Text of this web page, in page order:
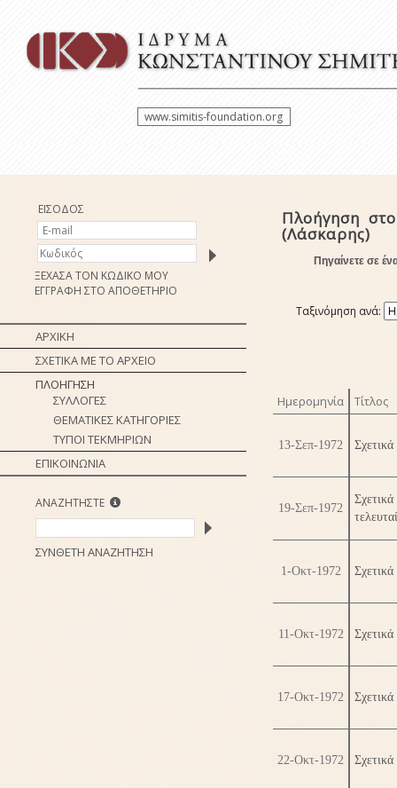
www.simitis-foundation.org
ΕΙΣΟΔΟΣ
ΞΕΧΑΣΑ ΤΟΝ ΚΩΔΙΚΟ ΜΟΥ
ΕΓΓΡΑΦΗ ΣΤΟ ΑΠΟΘΕΤΗΡΙΟ
ΑΡΧΙΚΗ
ΣΧΕΤΙΚΑ ΜΕ ΤΟ ΑΡΧΕΙΟ
ΠΛΟΗΓΗΣΗ
ΣΥΛΛΟΓΕΣ
ΘΕΜΑΤΙΚΕΣ ΚΑΤΗΓΟΡΙΕΣ
ΤΥΠΟΙ ΤΕΚΜΗΡΙΩΝ
ΕΠΙΚΟΙΝΩΝΙΑ
ΑΝΑΖΗΤΗΣΤΕ
ΣΥΝΘΕΤΗ ΑΝΑΖΗΤΗΣΗ
Πλοήγηση
(Λάσκαρης)
Πηγαίνετε σε
Ταξινόμηση ανά:
Ημερομηνία Τίτλος
13-Σεπ-1972
19-Σεπ-1972
1-Οκτ-1972
11-Οκτ-1972
17-Οκτ-1972
22-Οκτ-1972